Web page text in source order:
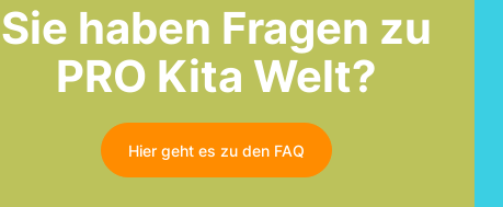
Sie haben Fragen zu
PRO Kita Welt?
Hier geht es zu den FAQ